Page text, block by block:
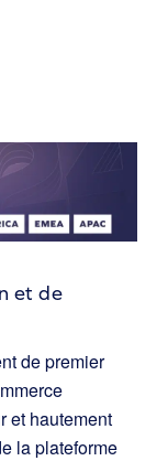
et de
de premier
et hautement
la plateforme